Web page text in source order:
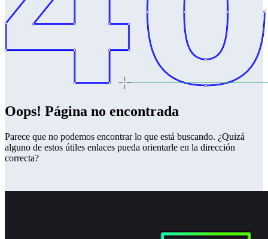
Oops! Página no encontrada
Parece que no podemos encontrar lo que está buscando. ¿Quizá
alguno de estos útiles enlaces pueda orientarle en la dirección
correcta?